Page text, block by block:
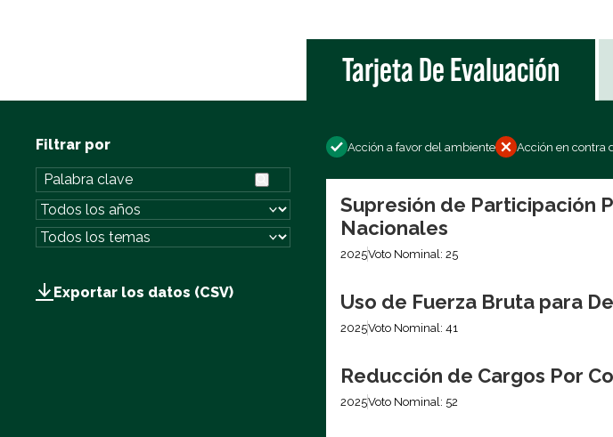
Tarjeta De Evaluación
Filtrar por
Exportar los datos (CSV)
Acción a favor del ambiente Acción en contra
Supresión de Participación
Nacionales
2025Voto Nominal: 25
Uso de Fuerza Bruta para
2025Voto Nominal: 41
Reducción de Cargos Por
2025Voto Nominal: 52